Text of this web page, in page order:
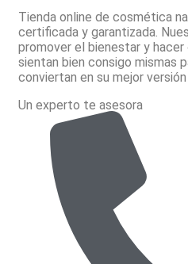
Tienda online de cosmética
certificada y garantizada.
promover el bienestar y hacer
sientan bien consigo mismas
conviertan en su mejor versión
Un experto te asesora